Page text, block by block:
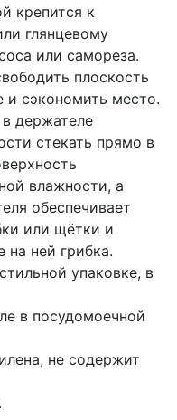
крепится к
глянцевому
или самореза.
плоскость
и сэкономить место.
держателе
стекать прямо в
влажности, а
обеспечивает
или щётки и
на ней грибка.
упаковке, в
в посудомоечной
не содержит